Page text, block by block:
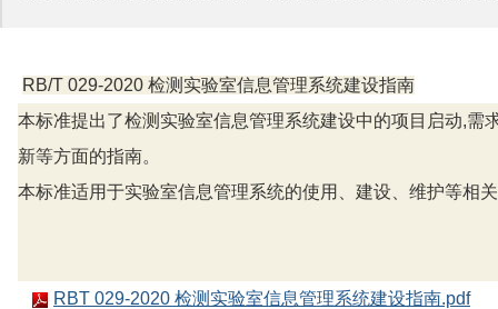
RB/T 029-2020 检测实验室信息管理系统建设指南
本标准提出了检测实验室信息管理系统建设中的项目启动,需
新等方面的指南。
本标准适用于实验室信息管理系统的使用、建设、维护等相
RBT 029-2020 检测实验室信息管理系统建设指南.pdf